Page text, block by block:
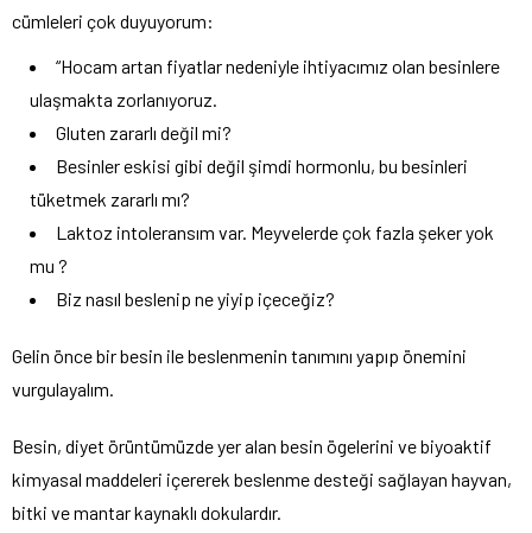
cümleleri çok duyuyorum:
“Hocam artan fiyatlar nedeniyle ihtiyacımız olan besinlere
ulaşmakta zorlanıyoruz.
Gluten zararlı değil mi?
Besinler eskisi gibi değil şimdi hormonlu, bu besinleri
tüketmek zararlı mı?
Laktoz intoleransım var. Meyvelerde çok fazla şeker yok
mu ?
Biz nasıl beslenip ne yiyip içeceğiz?
Gelin önce bir besin ile beslenmenin tanımını yapıp önemini
vurgulayalım.
Besin, diyet örüntümüzde yer alan besin ögelerini ve biyoaktif
kimyasal maddeleri içererek beslenme desteği sağlayan hayvan,
bitki ve mantar kaynaklı dokulardır.